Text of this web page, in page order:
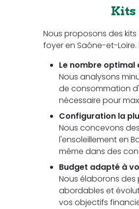
Kits
Nous proposons des
foyer en Saône-et-
Le nombre optimal
Nous analysons
de consommation
nécessaire pour
Configuration la
Nous concevons
l'ensoleillement en
même dans des
Budget adapté à
Nous élaborons
abordables et
vos objectifs